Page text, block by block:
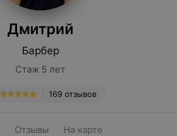
Дмитрий
Барбер
Стаж 5 лет
169 отзывов
Отзывы На карте